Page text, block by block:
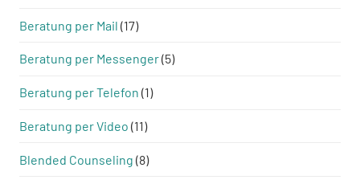
Beratung per Mail (17)
Beratung per Messenger(5)
Beratung per Telefon (1)
Beratung per Video (11)
Blended Counseling (8)